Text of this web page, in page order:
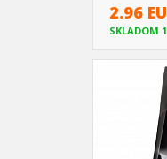
2.96
SKLADOM